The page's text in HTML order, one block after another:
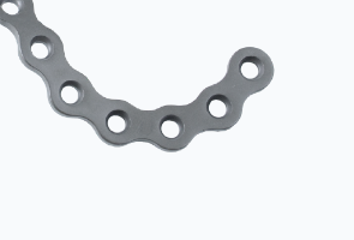
CORPORATE